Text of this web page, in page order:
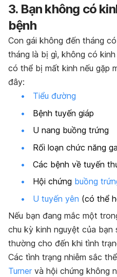
3. Bạn không có
bệnh
Con gái không đến tháng
tháng là bị gì, không có
có thể bị mất kinh nếu gặp
đây:
Tiểu đường
Bệnh tuyến giáp
U nang buồng trứng
Rối loạn chức năng
Các bệnh về tuyến
Hội chứng buồng
U tuyến yên (có thể
Nếu bạn đang mắc một
chu kỳ kinh nguyệt của bạn
thường cho đến khi tình
Các tình trạng nhiễm sắc
Turner và hội chứng không